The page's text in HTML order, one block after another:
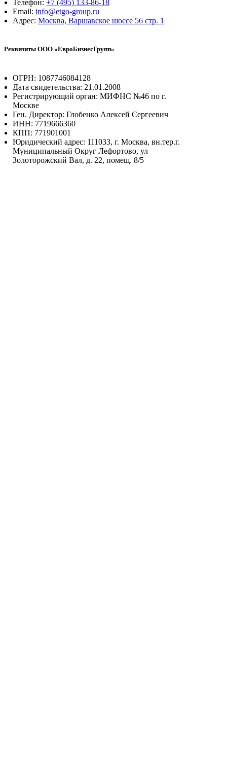
Телефон: +7 (495) 133-86-18
Email: info@etgo-group.ru
Адрес: Москва, Варшавское шоссе 56 стр. 1
Реквизиты ООО «ЕвроБизнесГрупп»
ОГРН: 1087746084128
Дата свидетельства: 21.01.2008
Регистрирующий орган: МИФНС №46 по г.
Москве
Ген. Директор: Глобенко Алексей Сергеевич
ИНН: 7719666360
КПП: 771901001
Юридический адрес: 111033, г. Москва, вн.тер.г.
Муниципальный Округ Лефортово, ул
Золоторожский Вал, д. 22, помещ. 8/5